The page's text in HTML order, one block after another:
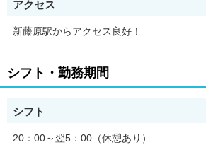
歩行者や自転車が安全に通行できるよう
声掛けや誘導を行います。
■車両の誘導
工事車両や一般車両が安全に通行できるよう
周囲を確認しながら誘導します。
アクセス
新藤原駅からアクセス良好！
シフト・勤務期間
シフト
20：00～翌5：00（休憩あり）